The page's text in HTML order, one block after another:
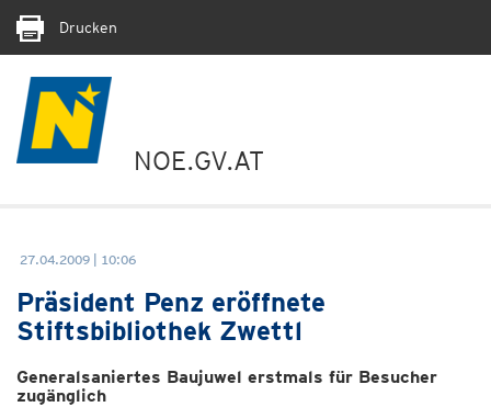
Drucken
NOE.GV.AT
27.04.2009 | 10:06
Präsident Penz eröffnete
Stiftsbibliothek Zwettl
Generalsaniertes Baujuwel erstmals für Besucher
zugänglich